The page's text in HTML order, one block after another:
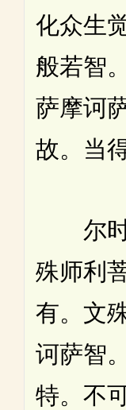
化众生
般若智
萨摩诃
故。当
尔时
殊师利
有。文
诃萨智
特。不